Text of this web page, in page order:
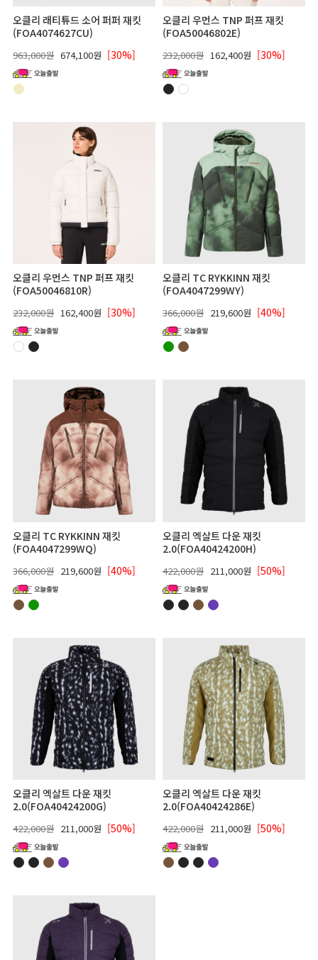
오클리 래티튜드 소어 퍼퍼 재킷
(FOA4074627CU)
963,000원 674,100원 [30%]
오클리 우먼스 TNP 퍼프 재킷
(FOA50046802E)
232,000원 162,400원 [30%]
오클리 우먼스 TNP 퍼프 재킷
(FOA50046810R)
232,000원 162,400원 [30%]
오클리 TC RYKKINN 재킷
(FOA4047299WY)
366,000원 219,600원 [40%]
오클리 TC RYKKINN 재킷
(FOA4047299WQ)
366,000원 219,600원 [40%]
오클리 엑살트 다운 재킷
2.0(FOA40424200H)
422,000원 211,000원 [50%]
오클리 엑살트 다운 재킷
2.0(FOA40424200G)
422,000원 211,000원 [50%]
오클리 엑살트 다운 재킷
2.0(FOA40424286E)
422,000원 211,000원 [50%]